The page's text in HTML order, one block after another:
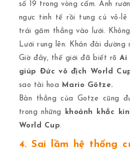
số 19 trong vòng cấm. Anh
ngực tinh tế rồi tung cú vô-lê
trái găm thẳng vào lưới.
Lưới rung lên. Khán đài dường
Giờ đây, thế giới đã biết rõAi
giúp Đức vô địch World
sao tài hoa Mario Götze.
Bàn thắng của Gotze cũng
trong những khoảnh khắc
World Cup.
4. Sai lầm hệ thống